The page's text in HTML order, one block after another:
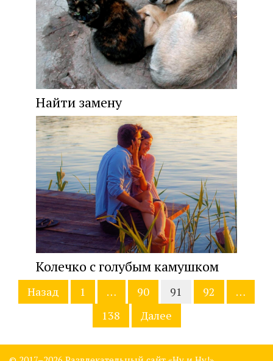
Найти замену
Колечко с голубым камушком
Навигация
Назад 1 … 90 91 92
…
138
Далее